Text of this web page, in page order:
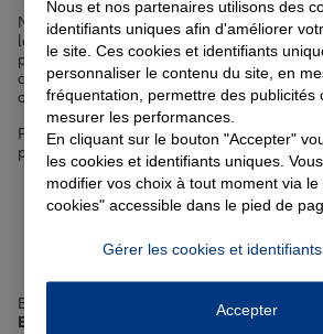
Nos agents vous proposent des formules
les garanties indispensables comme la
protection du conducteur, l'assistance et des
complémentaires telles que le bris de glace,
ou encore l'assurance des accessoires.
Parmi les risques auxquels vous êtes exposés
peut citer :
Les accidents de la circulation
Les dommages liés aux intempéries
Le vol ou la tentative de vol de votre
En choisissant notre
assurance auto, moto
Bicêtre
, vous bénéficiez d'une couverture
Nous et nos partenaires utilisons des
identifiants uniques afin d'améliorer
le site. Ces cookies et identifiants
personnaliser le contenu du site, en
fréquentation, permettre des publicités
mesurer les performances.
En cliquant sur le bouton "Accepter"
les cookies et identifiants uniques.
modifier vos choix à tout moment via
cookies" accessible dans le pied de
Gérer les cookies et
Accepter